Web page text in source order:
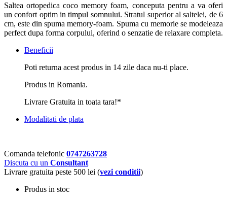
Saltea ortopedica coco memory foam, conceputa pentru a va oferi
un confort optim in timpul somnului. Stratul superior al saltelei, de 6
cm, este din spuma memory-foam. Spuma cu memorie se modeleaza
perfect dupa forma corpului, oferind o senzatie de relaxare completa.
Beneficii
Poti returna acest produs in 14 zile daca nu-ti place.
Produs in Romania.
Livrare Gratuita in toata tara!*
Modalitati de plata
Comanda telefonic 0747263728
Discuta cu un Consultant
Livrare gratuita peste 500 lei (vezi conditii)
Produs in stoc